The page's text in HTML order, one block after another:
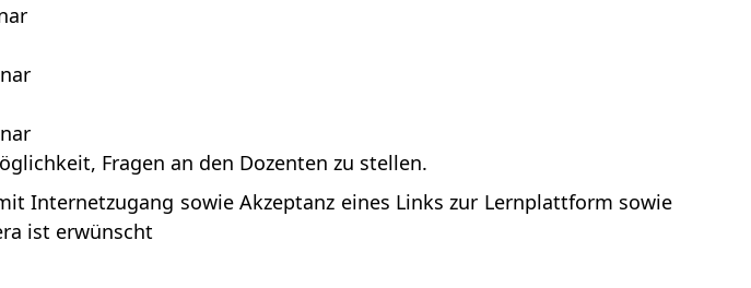
Fragen an den Dozenten zu stellen.
Internetzugang sowie Akzeptanz eines Links zur Lernplattform sowie
ist erwünscht